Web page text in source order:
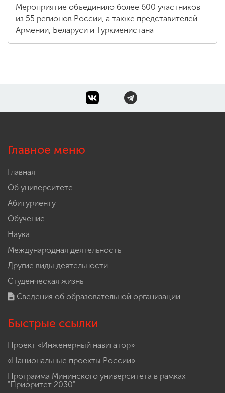
Мероприятие объединило более 600 участников
из 55 регионов России, а также представителей
Армении, Беларуси и Туркменистана
Главное меню
Главная
Об университете
Абитуриенту
Обучение
Наука
Международная деятельность
Другие виды деятельности
Студенческая жизнь
Сведения об образовательной организации
Быстрые ссылки
Проект «Инженерный навигатор»
«Национальные проекты России»
Программа Мининского университета в рамках
"Приоритет 2030"